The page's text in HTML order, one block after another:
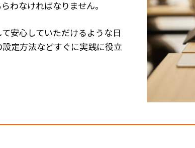
わなければなりません。
安心していただけるような日
定方法などすぐに実践に役立